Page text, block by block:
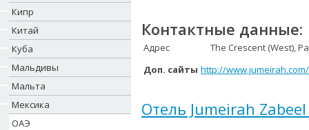
Кипр
Китай
Куба
Мальдивы
Мальта
Мексика
ОАЭ
Контактные данные:
Адрес
The Crescent (West),
Доп. сайты http://
Отель Jumeirah